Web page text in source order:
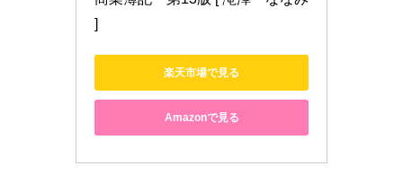
]
楽天市場で見る
Amazonで見る